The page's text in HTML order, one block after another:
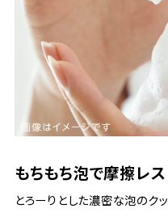
もちもち泡で摩擦レス
とろーりとした濃密な泡のク